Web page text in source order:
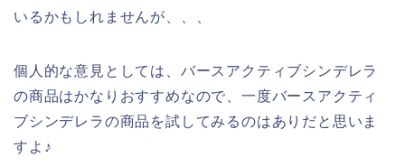
いるかもしれませんが、、、
個人的な意見としては、バースアクティブシンデレラ
の商品はかなりおすすめなので、一度バースアクティ
ブシンデレラの商品を試してみるのはありだと思いま
すよ♪